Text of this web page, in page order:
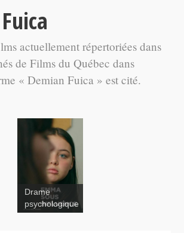
actuellement répertoriées dans
de Films du Québec dans
« Demian Fuica » est cité.
Drame
psychologique